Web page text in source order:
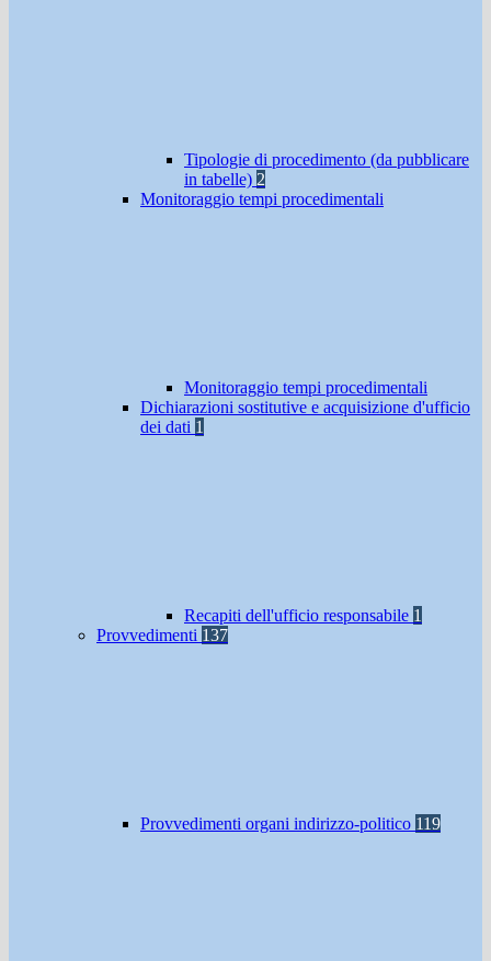
Tipologie di procedimento (da pubblicare
in tabelle) 2
Monitoraggio tempi procedimentali
Monitoraggio tempi procedimentali
Dichiarazioni sostitutive e acquisizione d'ufficio
dei dati 1
Recapiti dell'ufficio responsabile 1
Provvedimenti 137
Provvedimenti organi indirizzo-politico 119